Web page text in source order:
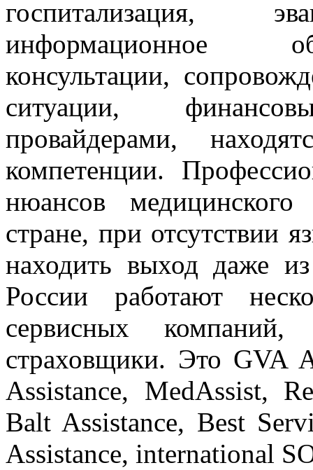
госпитализация,
информационное
консультации,
ситуации,
провайдерами,
компетенции.
нюансов
стране, при отсутствии
находить выход даже
России работают
сервисных
страховщики. Это GVA
Assistance, MedAssist,
Balt Assistance, Best
Assistance, international